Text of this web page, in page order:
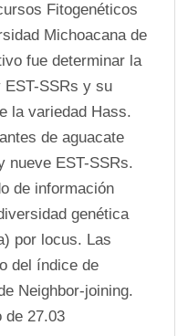
Fitogenéticos
Michoacana de
fue determinar la
SSRs y su
la variedad Hass.
de aguacate
nueve EST-SSRs.
de información
genética
por locus. Las
del índice de
Neighbor-joining.
de 27.03